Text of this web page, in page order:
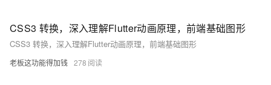
CSS3 转换，深入理解Flutter动画原理，前端基础图形
CSS3 转换，深入理解Flutter动画原理，前端基础图形
老板这功能得加钱 278